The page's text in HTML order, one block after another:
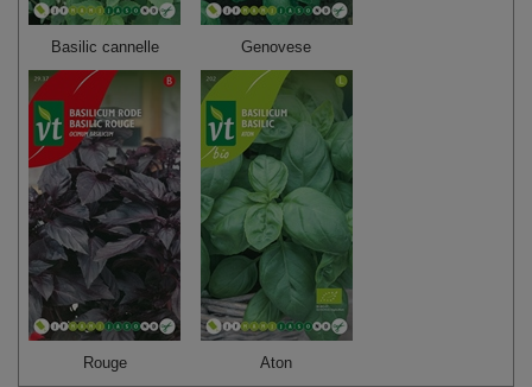
Basilic cannelle Genovese
Rouge Aton